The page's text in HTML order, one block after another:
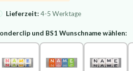
Lieferzeit: 4-5 Werktage
und BS1 Wunschname wählen: